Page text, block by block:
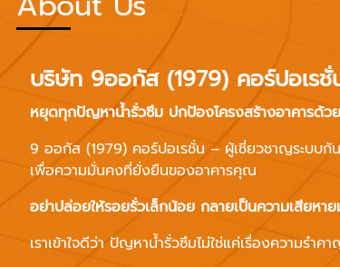
บริษัท 9ออกัส (1979) คอร์ปอเร
หยุดทุกปัญหาน้ำรั่วซึม ปกป้องโครงสร้างอาคารด้ว
9 ออกัส (1979) คอร์ปอเรชั่น – ผู้เชี่ยวชาญระบบ
เพื่อความมั่นคงที่ยั่งยืนของอาคารคุณ
อย่าปล่อยให้รอยรั่วเล็กน้อย กลายเป็นความเสียหา
เราเข้าใจดีว่า ปัญหาน้ำรั่วซึมไม่ใช่แค่เรื่องความรำ